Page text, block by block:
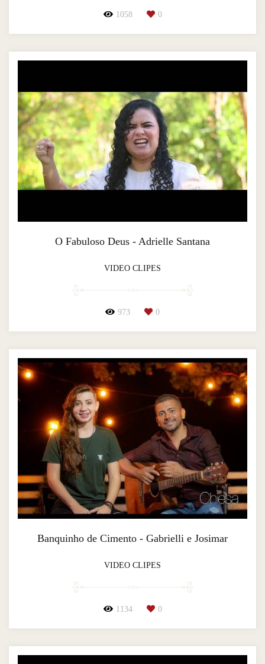
1058 0
O Fabuloso Deus - Adrielle Santana
VIDEO CLIPES
973 0
Banquinho de Cimento - Gabrielli e Josimar
VIDEO CLIPES
1134 0